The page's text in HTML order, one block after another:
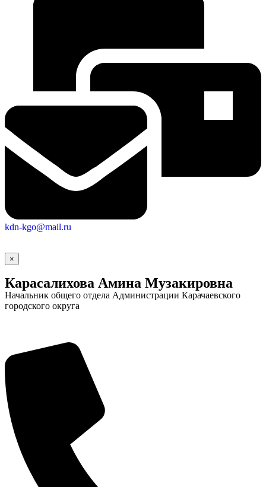
Городская Среда
kdn-kgo@mail.ru
×
Карасалихова Амина Музакировна
Начальник общего отдела Администрации Карачаевского
городского округа